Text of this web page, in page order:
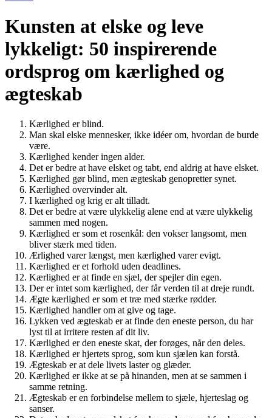
Kunsten at elske og leve
lykkeligt: 50 inspirerende
ordsprog om kærlighed og
ægteskab
Kærlighed er blind.
Man skal elske mennesker, ikke idéer om, hvordan de burde
være.
Kærlighed kender ingen alder.
Det er bedre at have elsket og tabt, end aldrig at have elsket.
Kærlighed gør blind, men ægteskab genopretter synet.
Kærlighed overvinder alt.
I kærlighed og krig er alt tilladt.
Det er bedre at være ulykkelig alene end at være ulykkelig
sammen med nogen.
Kærlighed er som et rosenkål: den vokser langsomt, men
bliver stærk med tiden.
Ærlighed varer længst, men kærlighed varer evigt.
Kærlighed er et forhold uden deadlines.
Kærlighed er at finde en sjæl, der spejler din egen.
Der er intet som kærlighed, der får verden til at dreje rundt.
Ægte kærlighed er som et træ med stærke rødder.
Kærlighed handler om at give og tage.
Lykken ved ægteskab er at finde den eneste person, du har
lyst til at irritere resten af dit liv.
Kærlighed er den eneste skat, der forøges, når den deles.
Kærlighed er hjertets sprog, som kun sjælen kan forstå.
Ægteskab er at dele livets laster og glæder.
Kærlighed er ikke at se på hinanden, men at se sammen i
samme retning.
Ægteskab er en forbindelse mellem to sjæle, hjerteslag og
sanser.